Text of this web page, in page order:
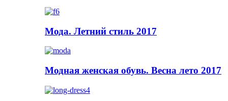
Мода. Летний стиль 2017
Модная женская обувь. Весна лето 2017